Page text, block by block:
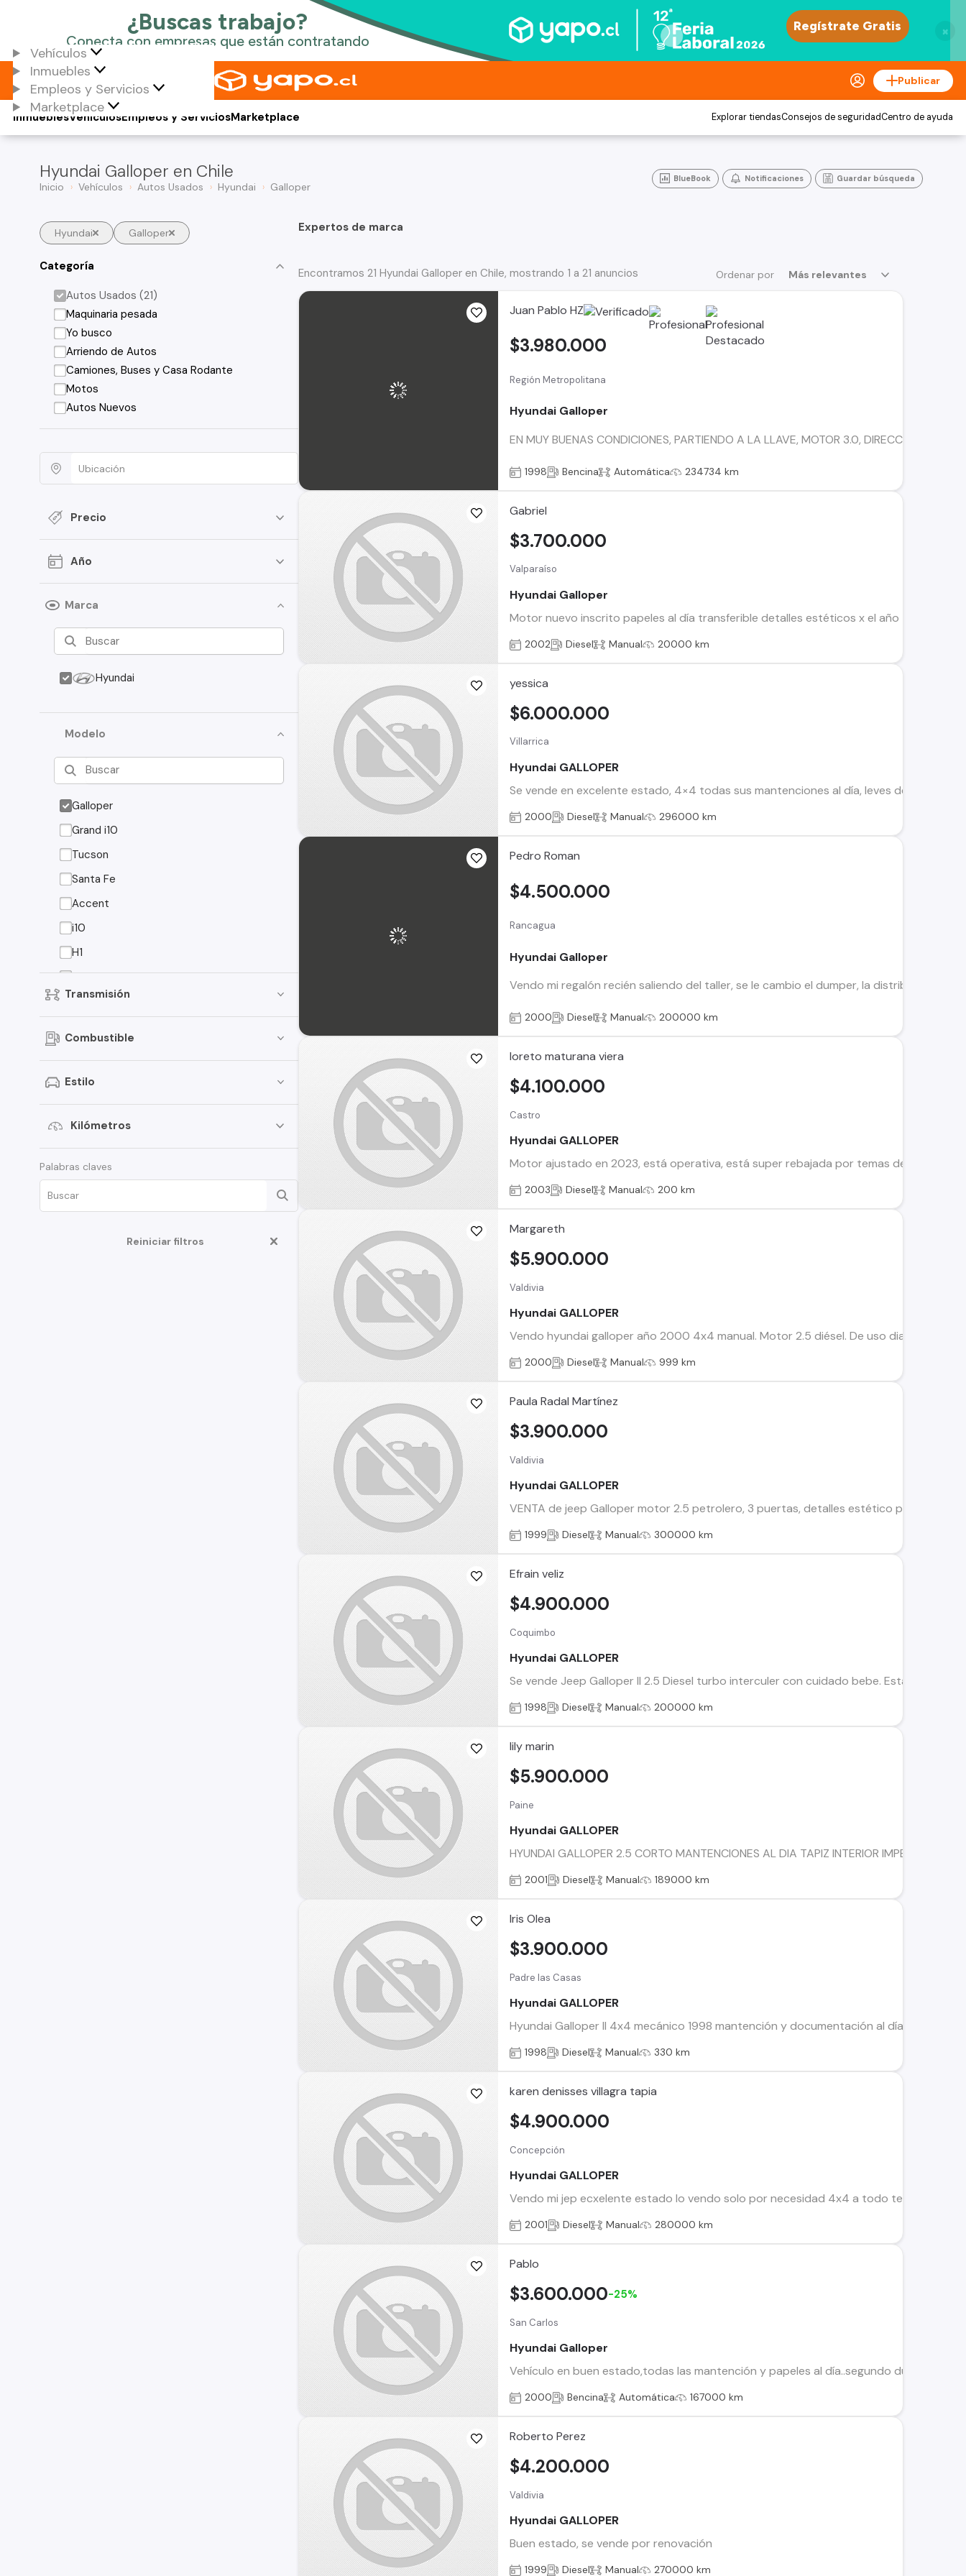
×
Vehículos
Inmuebles
Empleos y Servicios
Marketplace
Publicar
Vehículos
Inmuebles Empleos y ServiciosMarketplace Explorar tiendasConsejos de seguridadCentro de ayuda
Hyundai Galloper en Chile
Inicio Vehículos Autos Usados Hyundai Galloper
BlueBook Notificaciones Guardar búsqueda
Hyundai Galloper
Categoría
Autos Usados (21)
Maquinaria pesada
Yo busco
Arriendo de Autos
Camiones, Buses y Casa Rodante
Motos
Autos Nuevos
Precio
Año
Marca
Hyundai
Modelo
Galloper
Grand i10
Tucson
Santa Fe
Accent
i10
H1
EON
Elantra
i30
i20
Verna
Venue
Grand i-10 Sedán
Transmisión
Combustible
Estilo
Kilómetros
Palabras claves
Reiniciar filtros
Expertos de marca
Ordenar por Más relevantes
Encontramos 21 Hyundai Galloper en Chile, mostrando 1 a 21 anuncios
Juan Pablo HZ
Región Metropolitana
Hyundai Galloper
EN MUY BUENAS CONDICIONES, PARTIENDO A LA LLAVE, MOTOR 3.0, DIRECCION
$3.980.000
1998 Bencina Automática 234734 km
Gabriel
Valparaíso
Hyundai Galloper
Motor nuevo inscrito papeles al día transferible detalles estéticos x el año 4x4
$3.700.000
2002 Diesel Manual 20000 km
yessica
Villarrica
Hyundai GALLOPER
Se vende en excelente estado, 4×4 todas sus mantenciones al día, leves detalles
$6.000.000
2000 Diesel Manual 296000 km
Pedro Roman
Rancagua
Hyundai Galloper
Vendo mi regalón recién saliendo del taller, se le cambio el dumper, la distribucion,
$4.500.000
2000 Diesel Manual 200000 km
loreto maturana viera
Castro
Hyundai GALLOPER
Motor ajustado en 2023, está operativa, está super rebajada por temas detalles de
$4.100.000
2003 Diesel Manual 200 km
Margareth
Valdivia
Hyundai GALLOPER
Vendo hyundai galloper año 2000 4x4 manual. Motor 2.5 diésel. De uso diario,
$5.900.000
2000 Diesel Manual 999 km
Paula Radal Martínez
Valdivia
Hyundai GALLOPER
VENTA de jeep Galloper motor 2.5 petrolero, 3 puertas, detalles estético por el año,
$3.900.000
1999 Diesel Manual 300000 km
Efrain veliz
Coquimbo
Hyundai GALLOPER
Se vende Jeep Galloper ll 2.5 Diesel turbo interculer con cuidado bebe. Esta todo al
$4.900.000
1998 Diesel Manual 200000 km
lily marin
Paine
Hyundai GALLOPER
HYUNDAI GALLOPER 2.5 CORTO MANTENCIONES AL DIA TAPIZ INTERIOR IMPECABLE
$5.900.000
2001 Diesel Manual 189000 km
Iris Olea
Padre las Casas
Hyundai GALLOPER
Hyundai Galloper II 4x4 mecánico 1998 mantención y documentación al día. Contacto
$3.900.000
1998 Diesel Manual 330 km
karen denisses villagra tapia
Concepción
Hyundai GALLOPER
Vendo mi jep ecxelente estado lo vendo solo por necesidad 4x4 a todo terreno
$4.900.000
2001 Diesel Manual 280000 km
Pablo
San Carlos
Hyundai Galloper
Vehículo en buen estado,todas las mantención y papeles al día..segundo dueño.
$3.600.000-25%
2000 Bencina Automática 167000 km
Roberto Perez
Valdivia
Hyundai GALLOPER
Buen estado, se vende por renovación
$4.200.000
1999 Diesel Manual 270000 km